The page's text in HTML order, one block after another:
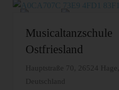
Musicaltanzschule
Ostfriesland
Hauptstraße 70, 26524 Hage,
Deutschland